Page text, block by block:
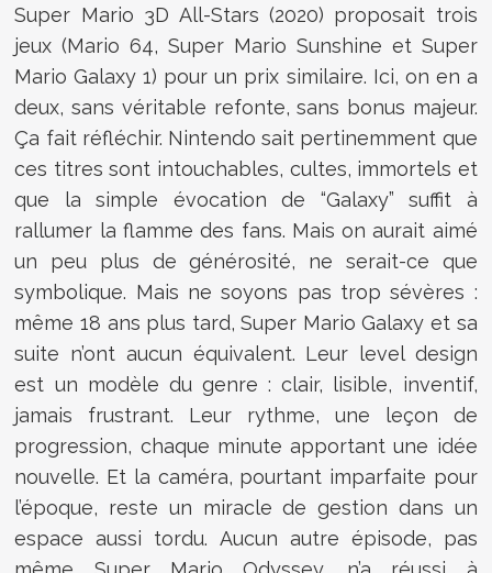
Super Mario 3D All-Stars (2020) proposait trois
jeux (Mario 64, Super Mario Sunshine et Super
Mario Galaxy 1) pour un prix similaire. Ici, on en a
deux, sans véritable refonte, sans bonus majeur.
Ça fait réfléchir. Nintendo sait pertinemment que
ces titres sont intouchables, cultes, immortels et
que la simple évocation de “Galaxy” suffit à
rallumer la flamme des fans. Mais on aurait aimé
un peu plus de générosité, ne serait-ce que
symbolique. Mais ne soyons pas trop sévères :
même 18 ans plus tard, Super Mario Galaxy et sa
suite n’ont aucun équivalent. Leur level design
est un modèle du genre : clair, lisible, inventif,
jamais frustrant. Leur rythme, une leçon de
progression, chaque minute apportant une idée
nouvelle. Et la caméra, pourtant imparfaite pour
l’époque, reste un miracle de gestion dans un
espace aussi tordu. Aucun autre épisode, pas